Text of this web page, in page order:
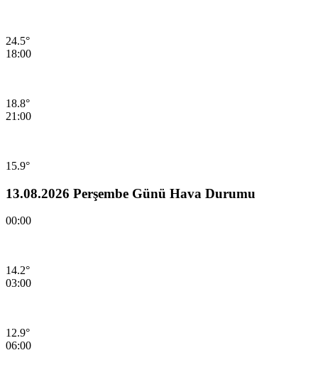
24.5°
18:00
18.8°
21:00
15.9°
13.08.2026 Perşembe Günü Hava Durumu
00:00
14.2°
03:00
12.9°
06:00